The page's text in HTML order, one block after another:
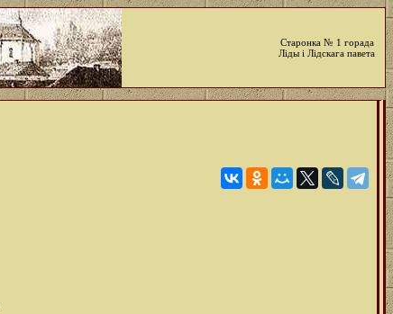
Старонка № 1 горада
Ліды і Лідскага павета